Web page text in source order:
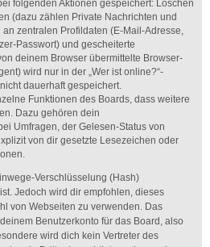
folgenden Aktionen gespeichert: Löschen
(dazu zählen Private Nachrichten und
zentralen Profildaten (E-Mail-Adresse,
Passwort) und gescheiterte
deinem Browser übermittelte Browser-
wird nur in der „Wer ist online?“-
dauerhaft gespeichert.
Funktionen des Boards, dass weitere
Dazu gehören dein
Umfragen, der Gelesen-Status von
von dir gesetzte Lesezeichen oder
Verschlüsselung (Hash)
Jedoch wird dir empfohlen, dieses
von Webseiten zu verwenden. Das
Benutzerkonto für das Board, also
wird dich kein Vertreter des